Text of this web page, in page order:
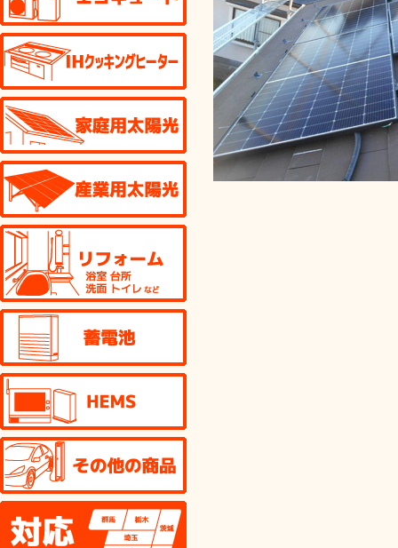
IHクッキングヒーター
家庭用太陽光発電
産業用太陽光発電